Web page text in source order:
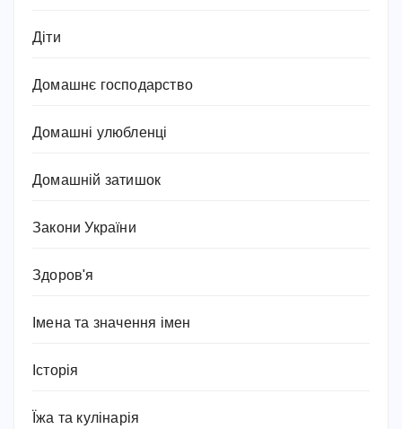
Діти
Домашнє господарство
Домашні улюбленці
Домашній затишок
Закони України
Здоров'я
Імена та значення імен
Історія
Їжа та кулінарія